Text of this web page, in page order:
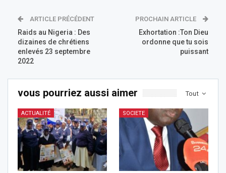
ARTICLE PRÉCÉDENT
Raids au Nigeria : Des
dizaines de chrétiens
enlevés 23 septembre
2022
PROCHAIN ARTICLE
Exhortation :Ton Dieu
ordonne que tu sois
puissant
Tout
vous pourriez aussi aimer
ACTUALITÉ SOCIETE